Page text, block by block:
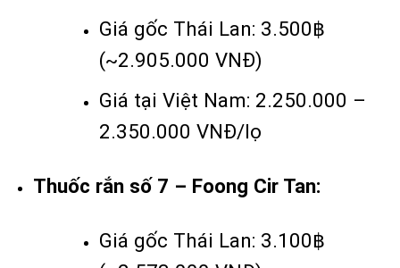
Giá gốc Thái Lan: 3.500฿
(~2.905.000 VNĐ)
Giá tại Việt Nam: 2.250.000 –
2.350.000 VNĐ/lọ
Thuốc rắn số 7 – Foong Cir Tan:
Giá gốc Thái Lan: 3.100฿